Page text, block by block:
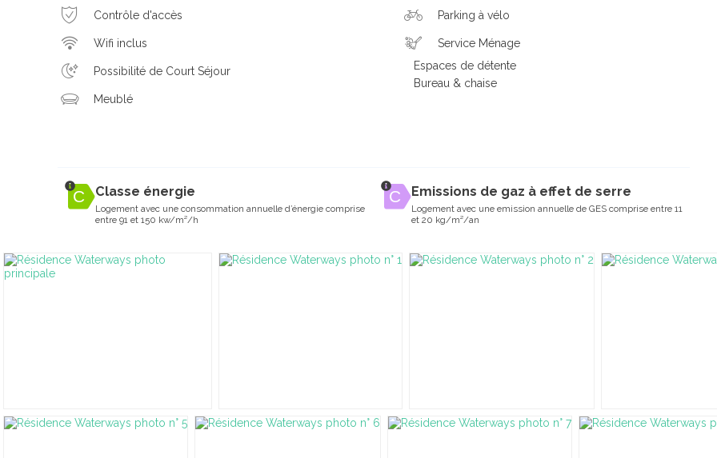
Contrôle d'accès
Wifi inclus
Possibilité de Court Séjour
Meublé
Parking à vélo
Service Ménage
Espaces de détente
Bureau & chaise
Classe énergie
Logement avec une consommation annuelle d’énergie comprise
entre 91 et 150 kw/m²/h
Emissions de gaz à effet de serre
Logement avec une emission annuelle de GES comprise entre 11
et 20 kg/m²/an